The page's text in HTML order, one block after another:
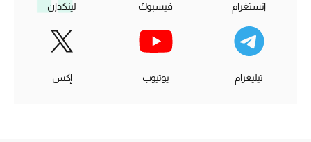
إنستغرام فيسبوك لينكدإن
تيليغرام يوتيوب إكس